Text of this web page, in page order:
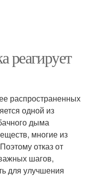
реагирует
распространенных
одной из
дыма
многие из
отказ от
шагов,
для улучшения